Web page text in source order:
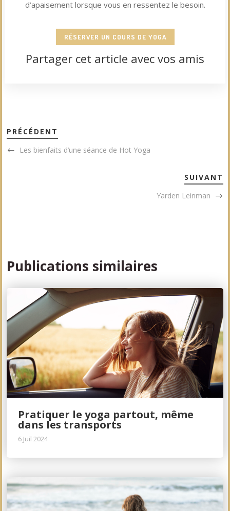
d’apaisement lorsque vous en ressentez le besoin.
RÉSERVER UN COURS DE YOGA
Partager cet article avec vos amis
PRÉCÉDENT
Les bienfaits d’une séance de Hot Yoga
SUIVANT
Yarden Leinman
Publications similaires
Pratiquer le yoga partout, même
dans les transports
6 Juil 2024